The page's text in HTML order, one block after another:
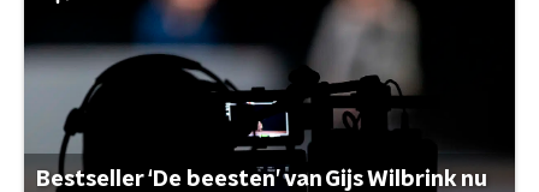
Bestseller ‘De beesten’ van Gijs Wilbrink nu